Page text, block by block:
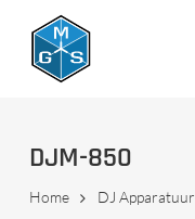
content
DJM-850
Home DJ Apparatuur